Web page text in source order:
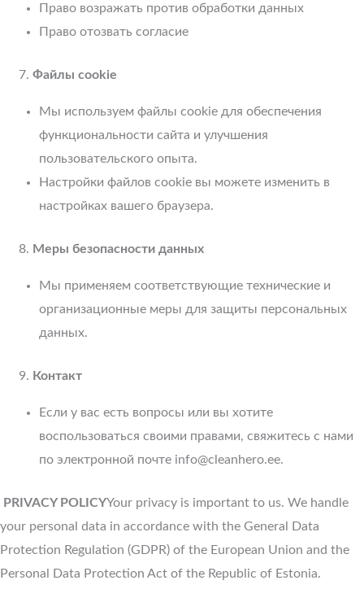
Право возражать против обработки данных
Право отозвать согласие
Файлы cookie
Мы используем файлы cookie для обеспечения
функциональности сайта и улучшения
пользовательского опыта.
Настройки файлов cookie вы можете изменить в
настройках вашего браузера.
Меры безопасности данных
Мы применяем соответствующие технические и
организационные меры для защиты персональных
данных.
Контакт
Если у вас есть вопросы или вы хотите
воспользоваться своими правами, свяжитесь с нами
по электронной почте info@cleanhero.ee.
PRIVACY POLICYYour privacy is important to us. We handle
your personal data in accordance with the General Data
Protection Regulation (GDPR) of the European Union and the
Personal Data Protection Act of the Republic of Estonia.